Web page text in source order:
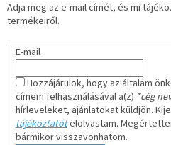
Adja meg az e-mail címét, és mi
termékeiről.
E-mail
Hozzájárulok, hogy az általam
címem felhasználásával a(z) *cég
hírleveleket, ajánlatokat küldjön.
tájékoztatótelolvastam.
bármikor visszavonhatom.